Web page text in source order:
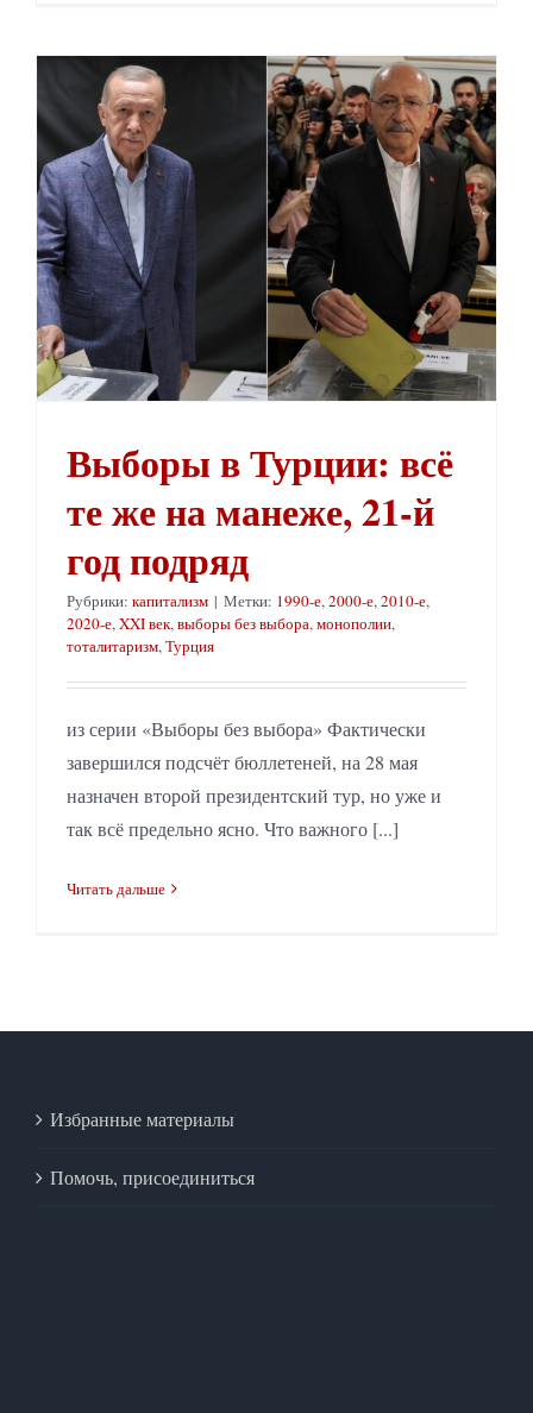
Выборы в Турции: всё
те же на манеже, 21-й
год подряд
Рубрики: капитализм | Метки: 1990-е, 2000-е, 2010-е,
2020-е, XXI век, выборы без выбора, монополии,
тоталитаризм, Турция
из серии «Выборы без выбора» Фактически
завершился подсчёт бюллетеней, на 28 мая
назначен второй президентский тур, но уже и
так всё предельно ясно. Что важного [...]
Читать дальше
Избранные материалы
Помочь, присоединиться